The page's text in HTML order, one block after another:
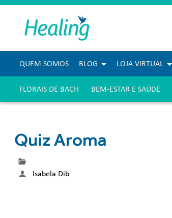
QUEM SOMOS BLOG LOJA VIRTUAL
FLORAIS DE BACH BEM-ESTAR E SAÚDE
Quiz Aroma
Isabela Dib